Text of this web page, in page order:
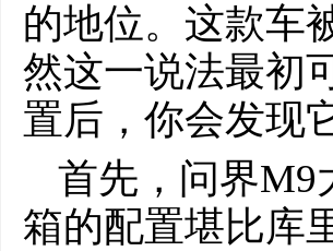
的地位。这款车
然这一说法最初
置后，你会发现
首先，问界M9
箱的配置堪比库